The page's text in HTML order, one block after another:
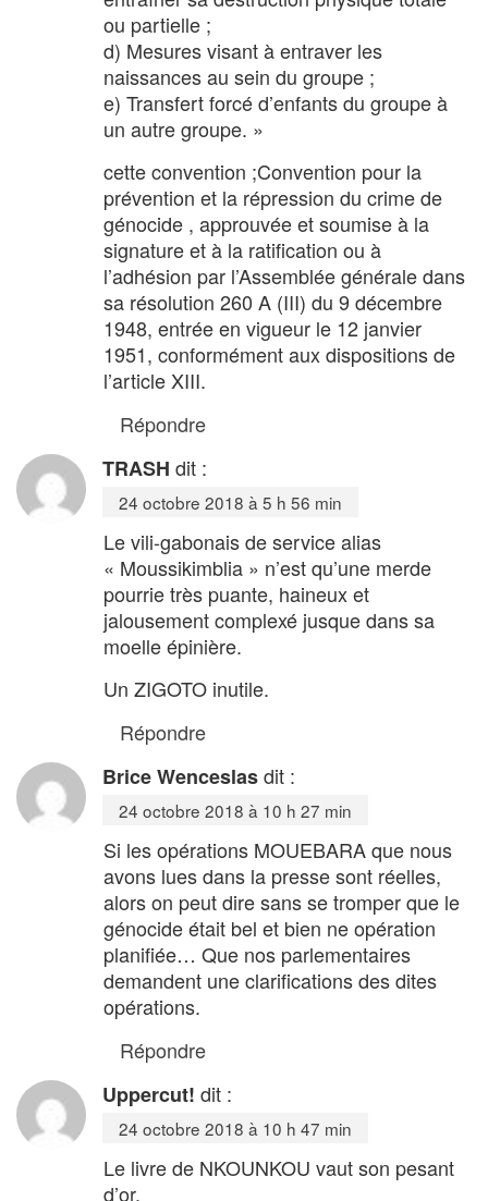
ou partielle ;
d) Mesures visant à entraver les
naissances au sein du groupe ;
e) Transfert forcé d’enfants du groupe à
un autre groupe. »
cette convention ;Convention pour la
prévention et la répression du crime de
génocide , approuvée et soumise à la
signature et à la ratification ou à
l’adhésion par l’Assemblée générale dans
sa résolution 260 A (III) du 9 décembre
1948, entrée en vigueur le 12 janvier
1951, conformément aux dispositions de
l’article XIII.
Répondre
TRASH dit :
24 octobre 2018 à 5 h 56 min
Le vili-gabonais de service alias
« Moussikimblia » n’est qu’une merde
pourrie très puante, haineux et
jalousement complexé jusque dans sa
moelle épinière.
Un ZIGOTO inutile.
Répondre
Brice Wenceslasdit :
24 octobre 2018 à 10 h 27 min
Si les opérations MOUEBARA que nous
avons lues dans la presse sont réelles,
alors on peut dire sans se tromper que le
génocide était bel et bien ne opération
planifiée… Que nos parlementaires
demandent une clarifications des dites
opérations.
Répondre
Uppercut! dit :
24 octobre 2018 à 10 h 47 min
Le livre de NKOUNKOU vaut son pesant
d’or.